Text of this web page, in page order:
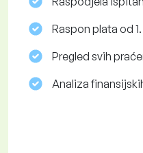
Raspon plata od
Pregled svih
Analiza